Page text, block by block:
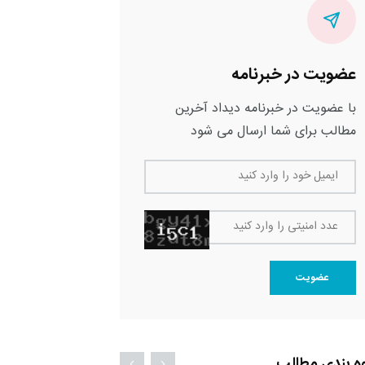
عضویت در خبرنامه
با عضویت در خبرنامه دیداد آخرین
مطالب برای شما ارسال می شود
ایمیل خود را وارد کنید
عدد امنیتی را وارد کنید
عضویت